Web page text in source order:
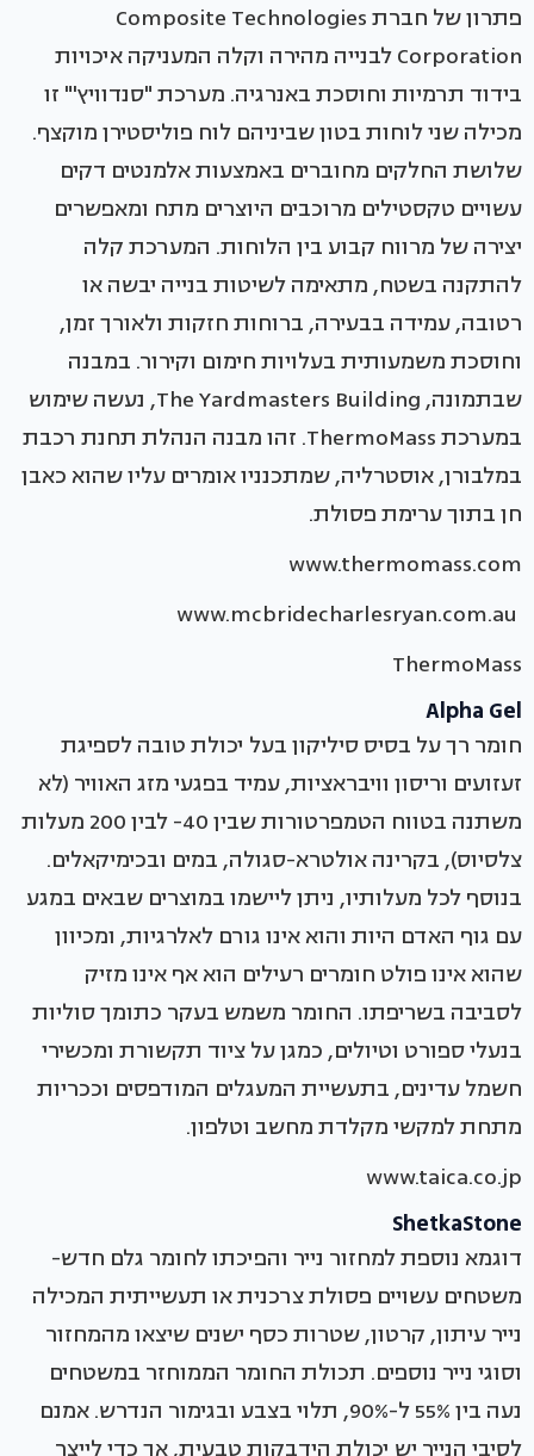
פתרון של חברת Composite Technologies
Corporation לבנייה מהירה וקלה המעניקה איכויות
בידוד תרמיות וחוסכת באנרגיה. מערכת "סנדוויץ'" זו
מכילה שני לוחות בטון שביניהם לוח פוליסטירן מוקצף.
שלושת החלקים מחוברים באמצעות אלמנטים דקים
עשויים טקסטילים מרוכבים היוצרים מתח ומאפשרים
יצירה של מרווח קבוע בין הלוחות. המערכת קלה
להתקנה בשטח, מתאימה לשיטות בנייה יבשה או
רטובה, עמידה בבעירה, ברוחות חזקות ולאורך זמן,
וחוסכת משמעותית בעלויות חימום וקירור. במבנה
שבתמונה, The Yardmasters Building, נעשה שימוש
במערכת ThermoMass. זהו מבנה הנהלת תחנת רכבת
במלבורן, אוסטרליה, שמתכנניו אומרים עליו שהוא כאבן
חן בתוך ערימת פסולת.
www.thermomass.com
ThermoMass
Alpha Gel
חומר רך על בסיס סיליקון בעל יכולת טובה לספיגת
זעזועים וריסון וויבראציות, עמיד בפגעי מזג האוויר (לא
משתנה בטווח הטמפרטורות שבין 40- לבין 200 מעלות
צלסיוס), בקרינה אולטרא-סגולה, במים ובכימיקאלים.
בנוסף לכל מעלותיו, ניתן ליישמו במוצרים שבאים במגע
עם גוף האדם היות והוא אינו גורם לאלרגיות, ומכיוון
שהוא אינו פולט חומרים רעילים הוא אף אינו מזיק
לסביבה בשריפתו. החומר משמש בעקר כתומך סוליות
בנעלי ספורט וטיולים, כמגן על ציוד תקשורת ומכשירי
חשמל עדינים, בתעשיית המעגלים המודפסים וככריות
מתחת למקשי מקלדת מחשב וטלפון.
www.taica.co.jp
ShetkaStone
דוגמא נוספת למחזור נייר והפיכתו לחומר גלם חדש-
משטחים עשויים פסולת צרכנית או תעשייתית המכילה
נייר עיתון, קרטון, שטרות כסף ישנים שיצאו מהמחזור
וסוגי נייר נוספים. תכולת החומר הממוחזר במשטחים
נעה בין 55% ל-90%, תלוי בצבע ובגימור הנדרש. אמנם
לסיבי הנייר יש יכולת הידבקות טבעית, אך כדי לייצר